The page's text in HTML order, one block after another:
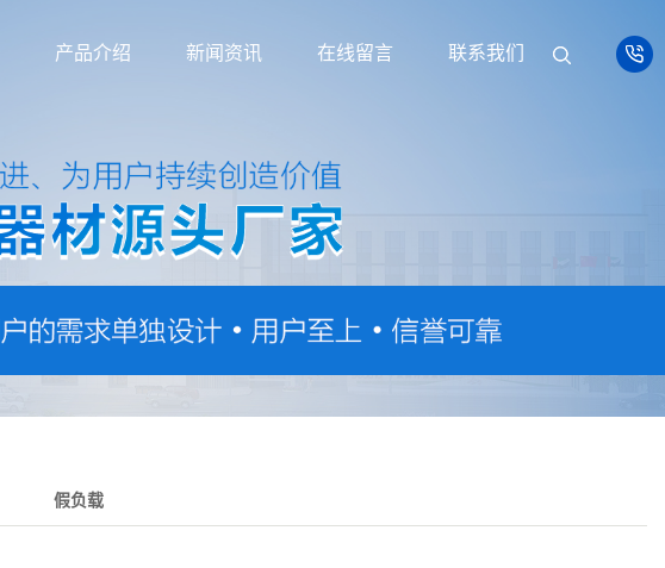
产品介绍 新闻资讯 在线留言 联系我们
假负载